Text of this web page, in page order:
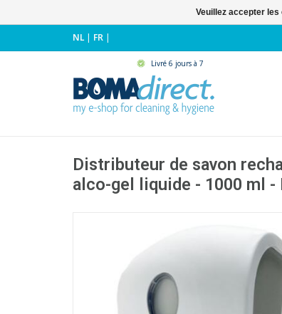
NL| FR |
Livré 6 jours à 7
Distributeur de savon
alco-gel liquide - 1000 ml -
Veuillez accepter